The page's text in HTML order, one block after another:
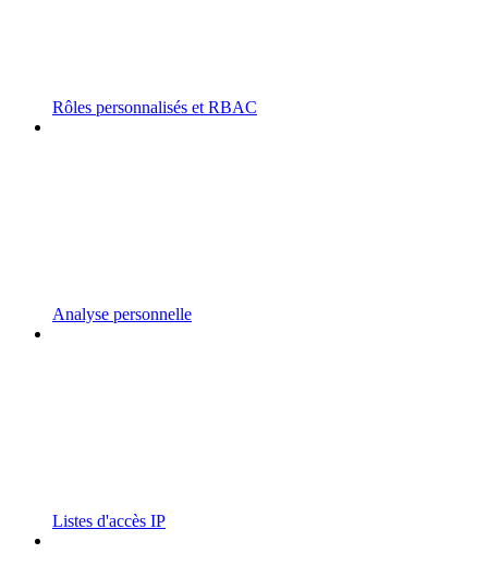
Rôles personnalisés et RBAC
Analyse personnelle
Listes d'accès IP